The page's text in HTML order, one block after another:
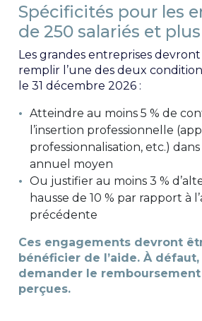
Spécificités pour les
de 250 salariés et plus
Les grandes entreprises
remplir l’une des deux
le 31 décembre 2026 :
Atteindre au moins 5 % de
l’insertion professionnelle
professionnalisation, etc.)
annuel moyen
Ou justifier au moins 3 %
hausse de 10 % par rapport à
précédente
Ces engagements devront
bénéficier de l’aide. À défaut,
demander le
perçues.